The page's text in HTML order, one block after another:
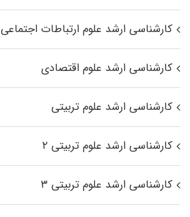
کارشناسی ارشد علوم ارتباطات اجتماعی
کارشناسی ارشد علوم اقتصادی
کارشناسی ارشد علوم تربیتی
کارشناسی ارشد علوم تربیتی ۲
کارشناسی ارشد علوم تربیتی ۳